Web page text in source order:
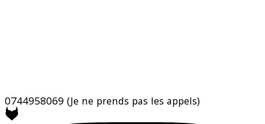
0744958069 (Je ne prends pas les appels)